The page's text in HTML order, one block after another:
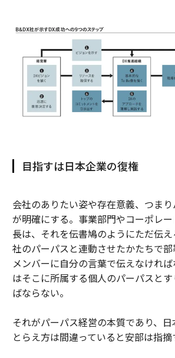
目指すは日本企業の復権
会社のありたい姿や存在意義、つま
が明確にする。事業部門やコーポレ
長は、それを伝書鳩のようにただ伝
社のパーパスと連動させたかたちで
メンバーに自分の言葉で伝えなけれ
はそこに所属する個人のパーパスと
ばならない。
それがパーパス経営の本質であり、
とらえ方は間違っていると安部は指摘